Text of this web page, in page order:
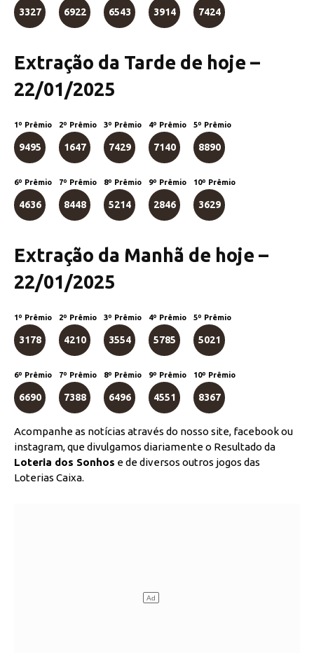
3327 6922 6543 3914 7424
Extração da Tarde de hoje –
22/01/2025
1º Prêmio
9495
2º Prêmio
1647
3º Prêmio
7429
4º Prêmio
7140
5º Prêmio
8890
6º Prêmio
4636
7º Prêmio
8448
8º Prêmio
5214
9º Prêmio
2846
10º Prêmio
3629
Extração da Manhã de hoje –
22/01/2025
1º Prêmio
3178
2º Prêmio
4210
3º Prêmio
3554
4º Prêmio
5785
5º Prêmio
5021
6º Prêmio
6690
7º Prêmio
7388
8º Prêmio
6496
9º Prêmio
4551
10º Prêmio
8367
Acompanhe as notícias através do nosso site, facebook ou
instagram, que divulgamos diariamente o Resultado da
Loteria dos Sonhos e de diversos outros jogos das
Loterias Caixa.